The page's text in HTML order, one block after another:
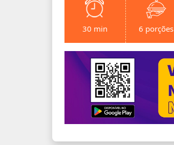
30 min 6 porções